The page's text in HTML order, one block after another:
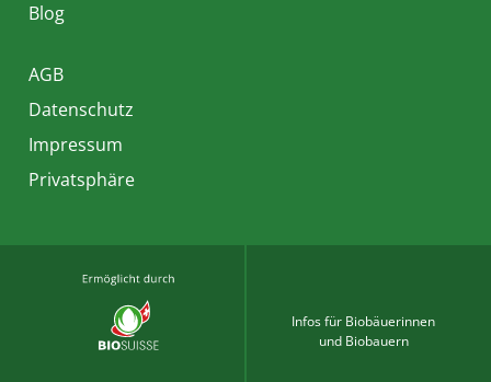
Blog
AGB
Datenschutz
Impressum
Privatsphäre
Infos für Biobäuerinnen
und Biobauern